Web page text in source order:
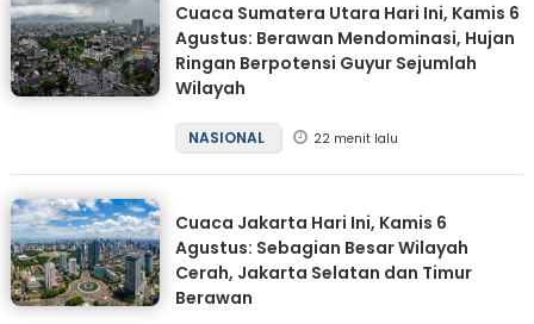
Cuaca Sumatera Utara Hari Ini, Kamis 6
Agustus: Berawan Mendominasi, Hujan
Ringan Berpotensi Guyur Sejumlah
Wilayah
NASIONAL 22 menit lalu
Cuaca Jakarta Hari Ini, Kamis 6
Agustus: Sebagian Besar Wilayah
Cerah, Jakarta Selatan dan Timur
Berawan